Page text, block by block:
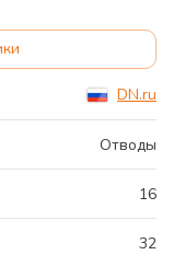
DN.ru
Отводы
16
32